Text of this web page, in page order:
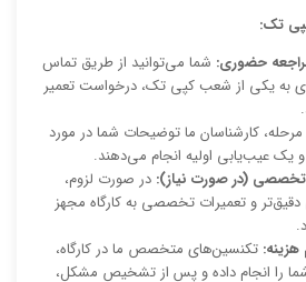
تک:
حضوری: شما می‌توانید از طریق تماس
به یکی از شعب کپی تک، درخواست تعمیر
مرحله، کارشناسان ما توضیحات شما در مورد
یک عیب‌یابی اولیه انجام می‌دهند.
تخصصی (در صورت نیاز): در صورت لزوم،
دقیق‌تر و تعمیرات تخصصی به کارگاه مجهز
تکنسین‌های متخصص ما در کارگاه،
را انجام داده و پس از تشخیص مشکل،